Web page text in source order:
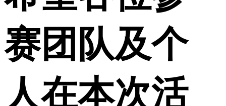
赛团队及个
人在本次活